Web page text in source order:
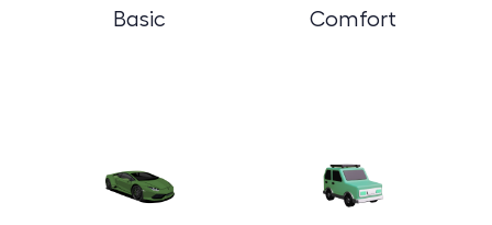
Basic Comfort